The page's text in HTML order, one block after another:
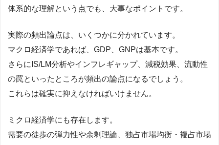
体系的な理解という点でも、大事なポイントです。
実際の頻出論点は、いくつかに分かれています。
マクロ経済学であれば、GDP、GNPは基本です。
さらにIS/LM分析やインフレギャップ、減税効果、流動性
の罠といったところが頻出の論点になるでしょう。
これらは確実に抑えなければいけません。
ミクロ経済学にも存在します。
需要の徒歩の弾力性や余剰理論、独占市場均衡・複占市場